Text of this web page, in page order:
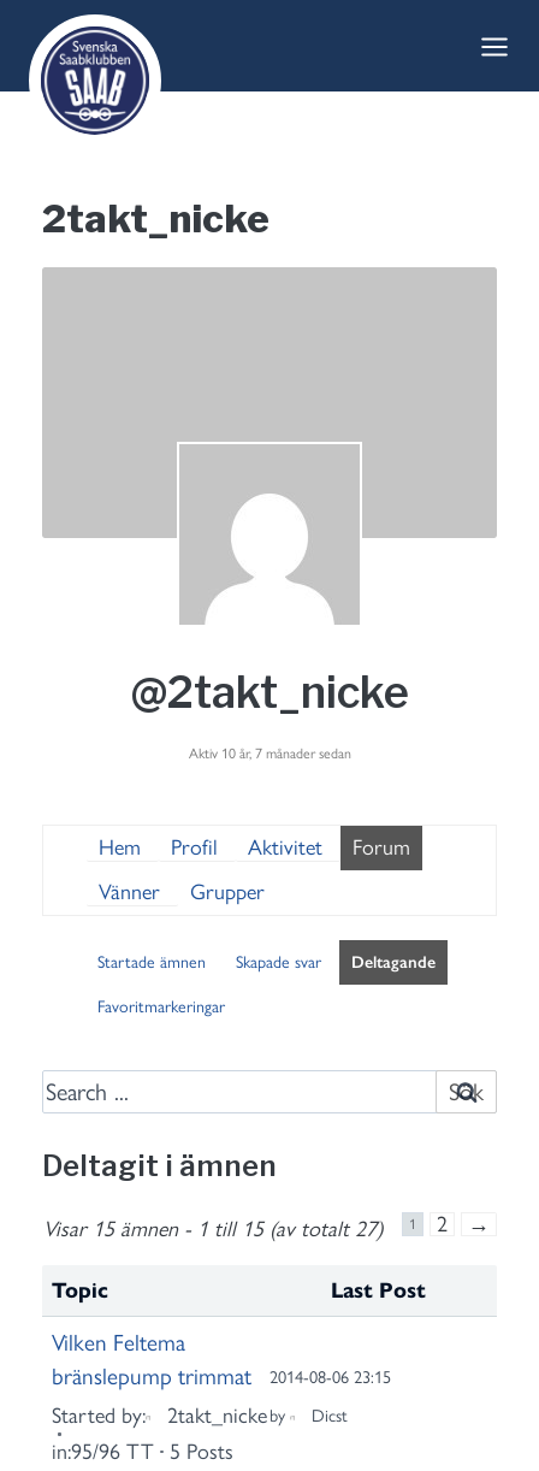
content
2takt_nicke
@2takt_nicke
Aktiv 10 år, 7 månader sedan
Hem Profil Aktivitet
Forum
Vänner
Grupper
Startade ämnen Skapade svar Deltagande
Favoritmarkeringar
S
e
a
r
c
o
Deltagit i ämnen
Visar 15 ämnen - 1 till 15 (av totalt 27) 1 2 →
Topic Last Post
Vilken Feltema
bränslepump trimmat
Started by:
2takt_nicke
in:95/96 TT 5 Posts
2014-08-06 23:15
by
Dicst